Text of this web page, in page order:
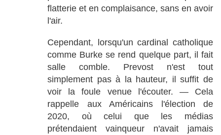
flatterie et en complaisance, sans en avoir
l'air.
Cependant, lorsqu'un cardinal catholique
comme Burke se rend quelque part, il fait
salle comble. Prevost n'est tout
simplement pas à la hauteur, il suffit de
voir la foule venue l'écouter. — Cela
rappelle aux Américains l'élection de
2020, où celui que les médias
prétendaient vainqueur n'avait jamais